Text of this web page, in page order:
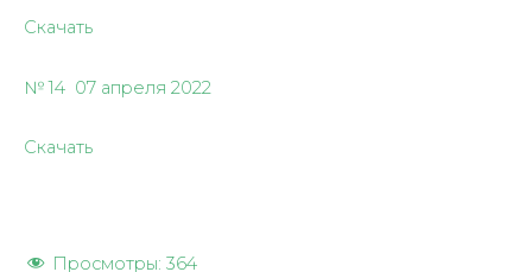
Скачать
№ 14 07 апреля 2022
Скачать
Просмотры: 364